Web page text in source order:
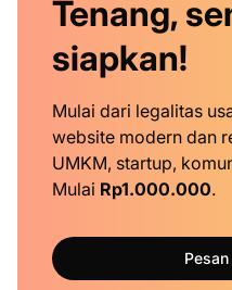
Tenang,
siapkan!
Mulai dari legalitas
website modern dan
UMKM, startup,
Mulai Rp1.000.000.